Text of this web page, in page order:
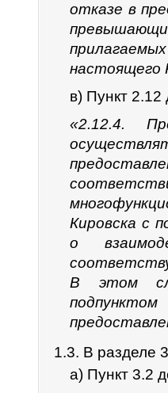
отказе в
настоящего
в) Пункт
«2.12.4.
Кировска с
о
В этом
1.3. В разделе
а) Пункт 3.2